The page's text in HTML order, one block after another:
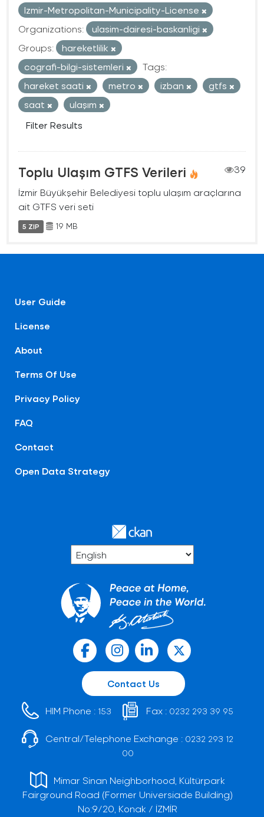
Izmir-Metropolitan-Municipality-License
Organizations:
ulasim-dairesi-baskanligi
Groups:
hareketlilik
cografi-bilgi-sistemleri
Tags:
hareket saati
metro izban
gtfs
saat
ulaşım
Filter Results
Toplu Ulaşım GTFS Verileri
39
İzmir Büyükşehir Belediyesi toplu ulaşım araçlarına
ait GTFS veri seti
5 ZIP 19 MB
User Guide
License
About
Terms Of Use
Privacy Policy
FAQ
Contact
Open Data Strategy
Contact Us
HIM Phone : 153 Fax : 0232 293 39 95
Central/Telephone Exchange : 0232 293 12
00
Mimar Sinan Neighborhood, Kültürpark
Fairground Road (Former Universiade Building)
No:9/20, Konak / İZMİR